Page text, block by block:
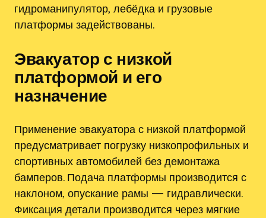
гидроманипулятор‚ лебёдка и грузовые
платформы задействованы.
Эвакуатор с низкой
платформой и его
назначение
Применение эвакуатора с низкой платформой
предусматривает погрузку низкопрофильных и
спортивных автомобилей без демонтажа
бамперов. Подача платформы производится с
наклоном‚ опускание рамы — гидравлически.
Фиксация детали производится через мягкие